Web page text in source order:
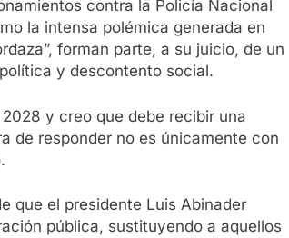
contra la Policía Nacional
la intensa polémica generada en
forman parte, a su juicio, de un
y descontento social.
y creo que debe recibir una
de responder no es únicamente con
que el presidente Luis Abinader
pública, sustituyendo a aquellos